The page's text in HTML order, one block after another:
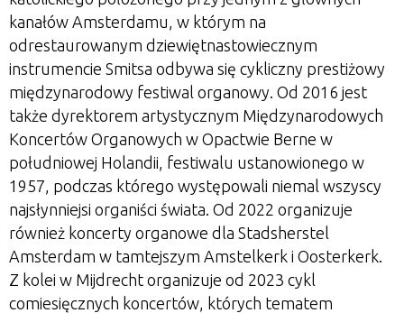
kanałów Amsterdamu, w którym na
odrestaurowanym dziewiętnastowiecznym
instrumencie Smitsa odbywa się cykliczny prestiżowy
międzynarodowy festiwal organowy. Od 2016 jest
także dyrektorem artystycznym Międzynarodowych
Koncertów Organowych w Opactwie Berne w
południowej Holandii, festiwalu ustanowionego w
1957, podczas którego występowali niemal wszyscy
najsłynniejsi organiści świata. Od 2022 organizuje
również koncerty organowe dla Stadsherstel
Amsterdam w tamtejszym Amstelkerk i Oosterkerk.
Z kolei w Mijdrecht organizuje od 2023 cykl
comiesięcznych koncertów, których tematem